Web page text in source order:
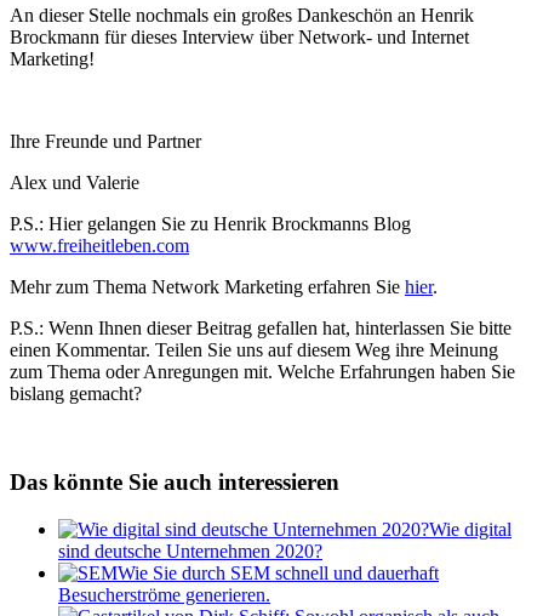
An dieser Stelle nochmals ein großes Dankeschön an Henrik
Brockmann für dieses Interview über Network- und Internet
Marketing!
Ihre Freunde und Partner
Alex und Valerie
P.S.: Hier gelangen Sie zu Henrik Brockmanns Blog
www.freiheitleben.com
Mehr zum Thema Network Marketing erfahren Sie hier.
P.S.: Wenn Ihnen dieser Beitrag gefallen hat, hinterlassen Sie bitte
einen Kommentar. Teilen Sie uns auf diesem Weg ihre Meinung
zum Thema oder Anregungen mit. Welche Erfahrungen haben Sie
bislang gemacht?
Das könnte Sie auch interessieren
Wie digital
sind deutsche Unternehmen 2020?
Wie Sie durch SEM schnell und dauerhaft
Besucherströme generieren.